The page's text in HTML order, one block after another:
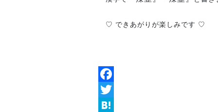
♡ できあがりが楽しみです ♡
Facebook
Twitter